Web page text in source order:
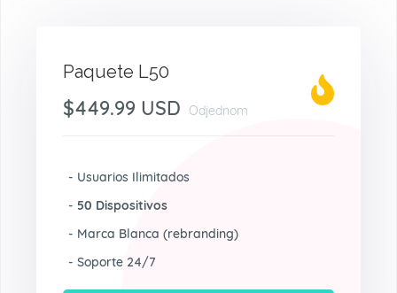
Paquete L50
$449.99 USD Odjednom
- Usuarios Ilimitados
- 50 Dispositivos
- Marca Blanca (rebranding)
- Soporte 24/7